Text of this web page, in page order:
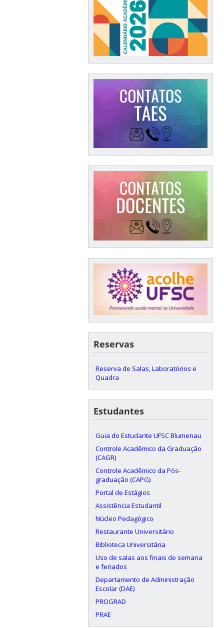
Reservas
Reserva de Salas, Laboratórios e
Quadra
Estudantes
Guia do Estudante UFSC Blumenau
Controle Acadêmico da Graduação
(CAGR)
Controle Acadêmico da Pós-
graduação (CAPG)
Portal de Estágios
Assistência Estudantil
Núcleo Pedagógico
Restaurante Universitário
Biblioteca Universitária
Uso de salas aos finais de semana
e feriados
Departamento de Administração
Escolar (DAE)
PROGRAD
PRAE